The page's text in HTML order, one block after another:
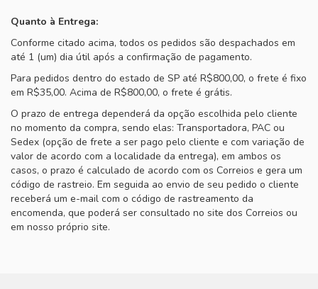
Quanto à Entrega:
Conforme citado acima, todos os pedidos são despachados em
até 1 (um) dia útil após a confirmação de pagamento.
Para pedidos dentro do estado de SP até R$800,00, o frete é fixo
em R$35,00. Acima de R$800,00, o frete é grátis.
O prazo de entrega dependerá da opção escolhida pelo cliente
no momento da compra, sendo elas: Transportadora, PAC ou
Sedex (opção de frete a ser pago pelo cliente e com variação de
valor de acordo com a localidade da entrega), em ambos os
casos, o prazo é calculado de acordo com os Correios e gera um
código de rastreio. Em seguida ao envio de seu pedido o cliente
receberá um e-mail com o código de rastreamento da
encomenda, que poderá ser consultado no site dos Correios ou
em nosso próprio site.